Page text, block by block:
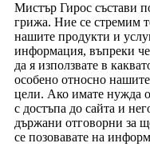
Мистър Гирос състави
грижа. Ние се стремим
нашите продукти и
информация, въпреки че
да я използвате в
особено относно
цели. Ако имате нужда
с достъпа до сайта и
държани отговорни за
се позовавате на